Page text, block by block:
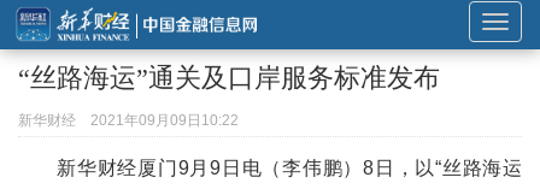
展
开
导
“丝路海运”通关及口岸服务标准发布
新华财经 2021年09月09日10:22
新华财经厦门9月9日电（李伟鹏）8日，以“丝路海运